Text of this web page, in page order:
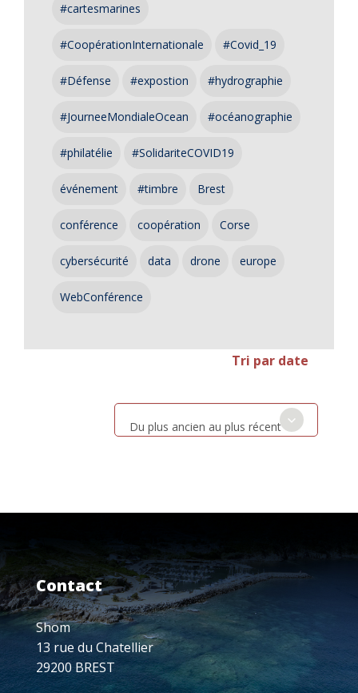
#cartesmarines
#CoopérationInternationale #Covid_19
#Défense #expostion #hydrographie
#JourneeMondialeOcean #océanographie
#philatélie #SolidariteCOVID19
événement #timbre Brest
conférence coopération Corse
cybersécurité data drone europe
WebConférence
Tri par date
Du plus ancien au plus récent
Contact
Shom
13 rue du Chatellier
29200 BREST